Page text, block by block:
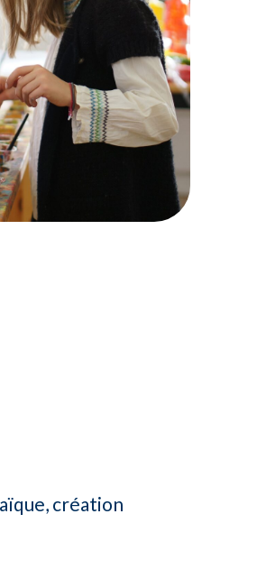
création